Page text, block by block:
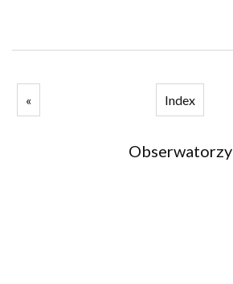
« Index
Obserwatorzy